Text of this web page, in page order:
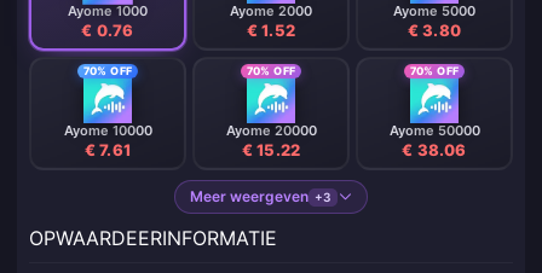
Ayome 1000
€ 0.76
Ayome 2000
€ 1.52
Ayome 5000
€ 3.80
70% OFF
Ayome 10000
€ 7.61
70% OFF
Ayome 20000
€ 15.22
70% OFF
Ayome 50000
€ 38.06
Meer weergeven +3
OPWAARDEERINFORMATIE